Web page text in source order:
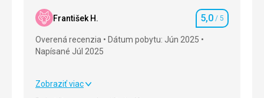
František H. Hodnotenie
5,0 / 5
Overená recenzia
Dátum pobytu: Jún 2025
Napísané Júl 2025
Strava
Zobraziť viac